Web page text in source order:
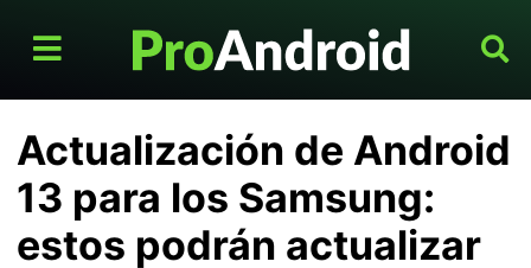
Actualización de Android
13 para los Samsung:
estos podrán actualizar